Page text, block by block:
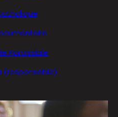
Paroissiale
(responsable)